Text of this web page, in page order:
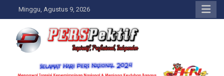
to
content
Minggu, Agustus 9, 2026
Perspektif.today
Ispiratif Profesional Independen